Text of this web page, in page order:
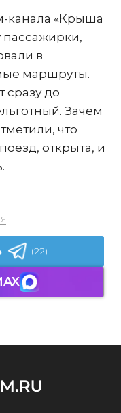
канала «Крыша
в
маршруты.
сразу до
Зачем
что
открыта, и
(22)